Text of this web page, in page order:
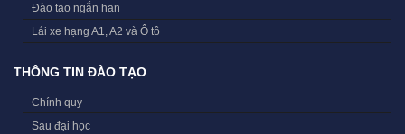
Đào tạo ngắn hạn
Lái xe hạng A1, A2 và Ô tô
THÔNG TIN ĐÀO TẠO
Chính quy
Sau đại học